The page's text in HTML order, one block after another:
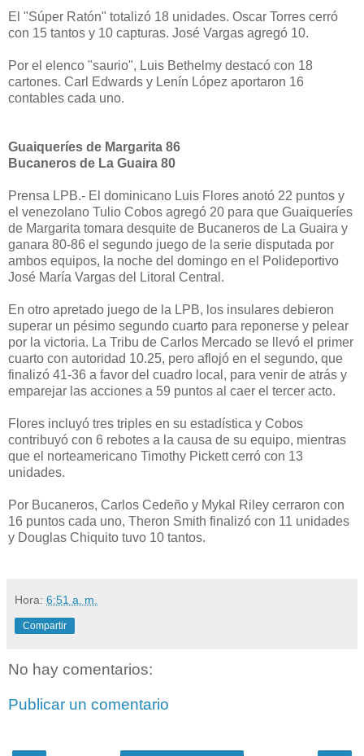
El "Súper Ratón" totalizó 18 unidades. Oscar Torres cerró
con 15 tantos y 10 capturas. José Vargas agregó 10.
Por el elenco "saurio", Luis Bethelmy destacó con 18
cartones. Carl Edwards y Lenín López aportaron 16
contables cada uno.
Guaiqueríes de Margarita 86
Bucaneros de La Guaira 80
Prensa LPB.- El dominicano Luis Flores anotó 22 puntos y
el venezolano Tulio Cobos agregó 20 para que Guaiqueríes
de Margarita tomara desquite de Bucaneros de La Guaira y
ganara 80-86 el segundo juego de la serie disputada por
ambos equipos, la noche del domingo en el Polideportivo
José María Vargas del Litoral Central.
En otro apretado juego de la LPB, los insulares debieron
superar un pésimo segundo cuarto para reponerse y pelear
por la victoria. La Tribu de Carlos Mercado se llevó el primer
cuarto con autoridad 10.25, pero aflojó en el segundo, que
finalizó 41-36 a favor del cuadro local, para venir de atrás y
emparejar las acciones a 59 puntos al caer el tercer acto.
Flores incluyó tres triples en su estadística y Cobos
contribuyó con 6 rebotes a la causa de su equipo, mientras
que el norteamericano Timothy Pickett cerró con 13
unidades.
Por Bucaneros, Carlos Cedeño y Mykal Riley cerraron con
16 puntos cada uno, Theron Smith finalizó con 11 unidades
y Douglas Chiquito tuvo 10 tantos.
Hora: 6:51 a. m.
Compartir
No hay comentarios:
Publicar un comentario